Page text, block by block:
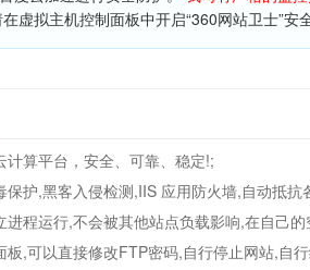
虚拟主机控制面板中开启“360网站卫士”安
计算平台，安全、可靠、稳定!;
保护,黑客入侵检测,IIS 应用防火墙,自动抵抗
进程运行,不会被其他站点负载影响,在自己
板,可以直接修改FTP密码,自行停止网站,自